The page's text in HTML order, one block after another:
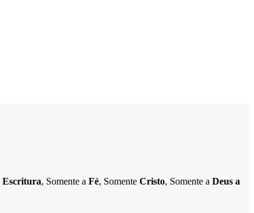
Escritura, Somente a Fé, Somente Cristo, Somente a Deus a